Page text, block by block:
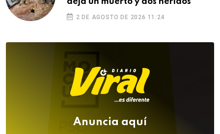
2 DE AGOSTO DE 2026 11:24
Anuncia aquí